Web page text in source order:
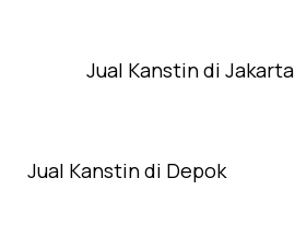
Jual Kanstin di Jakarta
Jual Kanstin di Depok